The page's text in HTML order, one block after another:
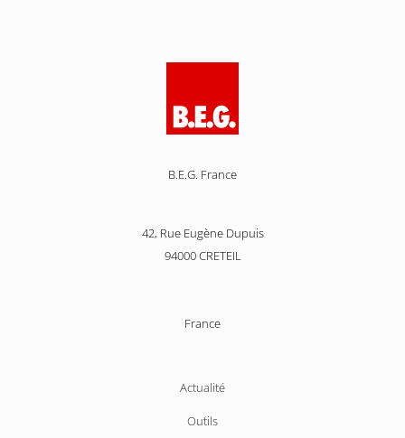
B.E.G. France
42, Rue Eugène Dupuis
94000 CRETEIL
France
Aller
au
Actualité
Outils